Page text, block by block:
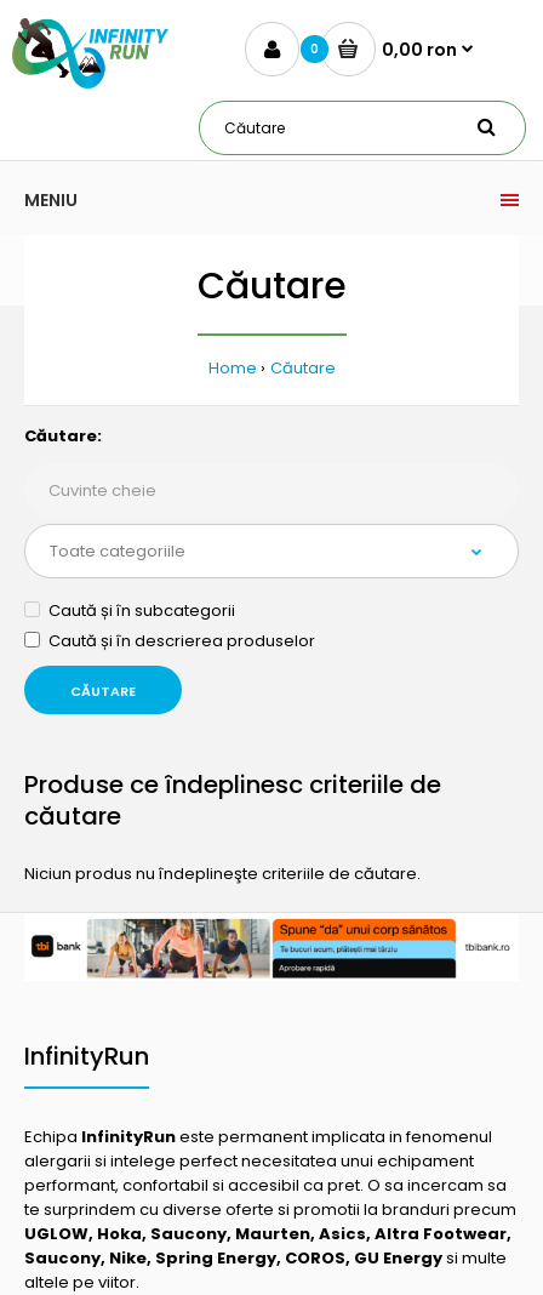
0 0,00 ron
MENIU
Căutare
Home Căutare
Căutare:
Caută și în subcategorii
Caută și în descrierea produselor
Produse ce îndeplinesc criteriile de
căutare
Niciun produs nu îndeplineşte criteriile de căutare.
InfinityRun
Echipa InfinityRuneste permanent implicata in fenomenul
alergarii si intelege perfect necesitatea unui echipament
performant, confortabil si accesibil ca pret. O sa incercam sa
te surprindem cu diverse oferte si promotii la branduri precum
UGLOW, Hoka, Saucony, Maurten, Asics, Altra Footwear,
Saucony, Nike, Spring Energy, COROS, GU Energysi multe
altele pe viitor.